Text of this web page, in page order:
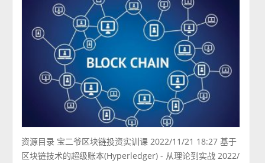
资源目录 宝二爷区块链投资实训课 2022/11/21 18:27 基于
区块链技术的超级账本(Hyperledger) - 从理论到实战 2022/